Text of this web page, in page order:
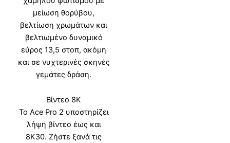
μείωση θορύβου,
βελτίωση χρωμάτων και
βελτιωμένο δυναμικό
εύρος 13,5 στοπ, ακόμη
και σε νυχτερινές σκηνές
γεμάτες δράση.
Βίντεο 8K
Το Ace Pro 2 υποστηρίζει
λήψη βίντεο έως και
8K30. Ζήστε ξανά τις